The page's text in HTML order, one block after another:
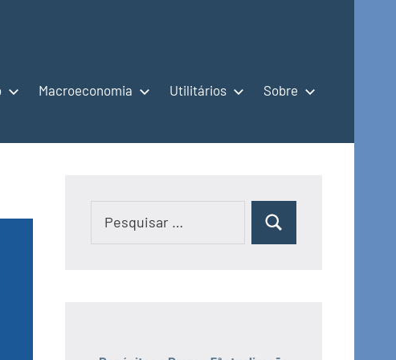
Macroeconomia Utilitários Sobre
Pesquisar